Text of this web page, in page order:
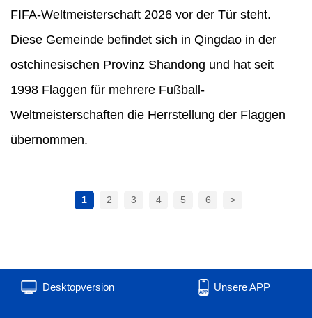
FIFA-Weltmeisterschaft 2026 vor der Tür steht.
Diese Gemeinde befindet sich in Qingdao in der
ostchinesischen Provinz Shandong und hat seit
1998 Flaggen für mehrere Fußball-
Weltmeisterschaften die Herrstellung der Flaggen
übernommen.
1 2 3 4 5 6 >
Desktopversion Unsere APP